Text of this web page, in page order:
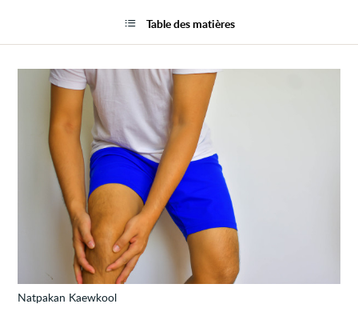
genou
Natpakan Kaewkool
Table des matières